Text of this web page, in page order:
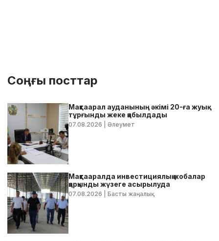
Соңғы посттар
Мақтаарал ауданының әкімі 20-ға жуық
тұрғынды жеке қабылдады
07.08.2026 | Әлеумет
Мақтааралда инвестициялық жобалар
қарқынды жүзеге асырылуда
07.08.2026 | Басты жаңалық